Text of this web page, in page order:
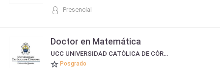
Presencial
Doctor en Matemática
UCC UNIVERSIDAD CATÓLICA DE CÓRDOBA
Posgrado